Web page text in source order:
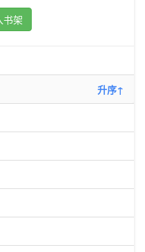
书架
升序↑